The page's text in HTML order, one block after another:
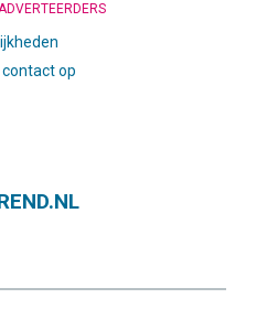
contact op